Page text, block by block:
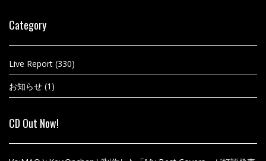
Category
Live Report (330)
お知らせ (1)
CD Out Now!